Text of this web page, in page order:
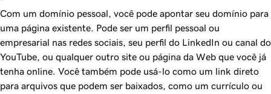
Com um domínio pessoal, você pode apontar seu domínio para
uma página existente. Pode ser um perfil pessoal ou
empresarial nas redes sociais, seu perfil do LinkedIn ou canal do
YouTube, ou qualquer outro site ou página da Web que você já
tenha online. Você também pode usá-lo como um link direto
para arquivos que podem ser baixados, como um currículo ou